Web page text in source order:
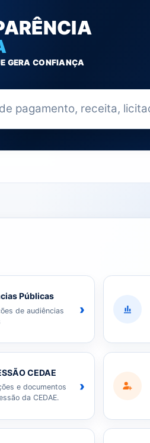
GERA CONFIANÇA
Públicas
de audiências
›
CEDAE
e documentos
da CEDAE.
›